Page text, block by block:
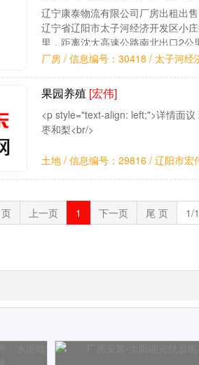
辽宁康泰物流有限公司厂房出租出
辽宁省辽阳市太子河经济开发区小
里，距离沈大高速公路南北出口2
大连港和营口港。地理位置优
厂房 / 信息编号：30418 / 太子河经
果园养殖 [宏伟]
<p style="text-align: left;">详情面
枣和梨<br/>
土地 / 信息编号：29816 / 辽阳市宏
上一页 1 下一页 尾 页 1/